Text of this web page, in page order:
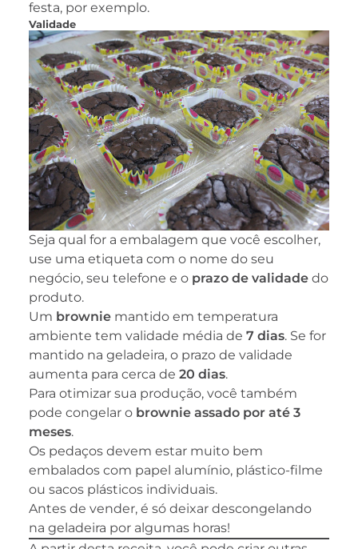
festa, por exemplo.
Validade
Seja qual for a embalagem que você escolher,
use uma etiqueta com o nome do seu
negócio, seu telefone e o prazo de validade do
produto.
Um brownie mantido em temperatura
ambiente tem validade média de 7 dias. Se for
mantido na geladeira, o prazo de validade
aumenta para cerca de 20 dias.
Para otimizar sua produção, você também
pode congelar o brownie assado por até 3
meses.
Os pedaços devem estar muito bem
embalados com papel alumínio, plástico-filme
ou sacos plásticos individuais.
Antes de vender, é só deixar descongelando
na geladeira por algumas horas!